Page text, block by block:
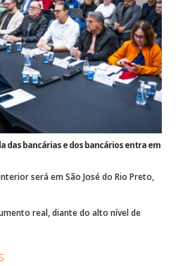
das bancárias e dos bancários entra em
será em São José do Rio Preto,
real, diante do alto nível de